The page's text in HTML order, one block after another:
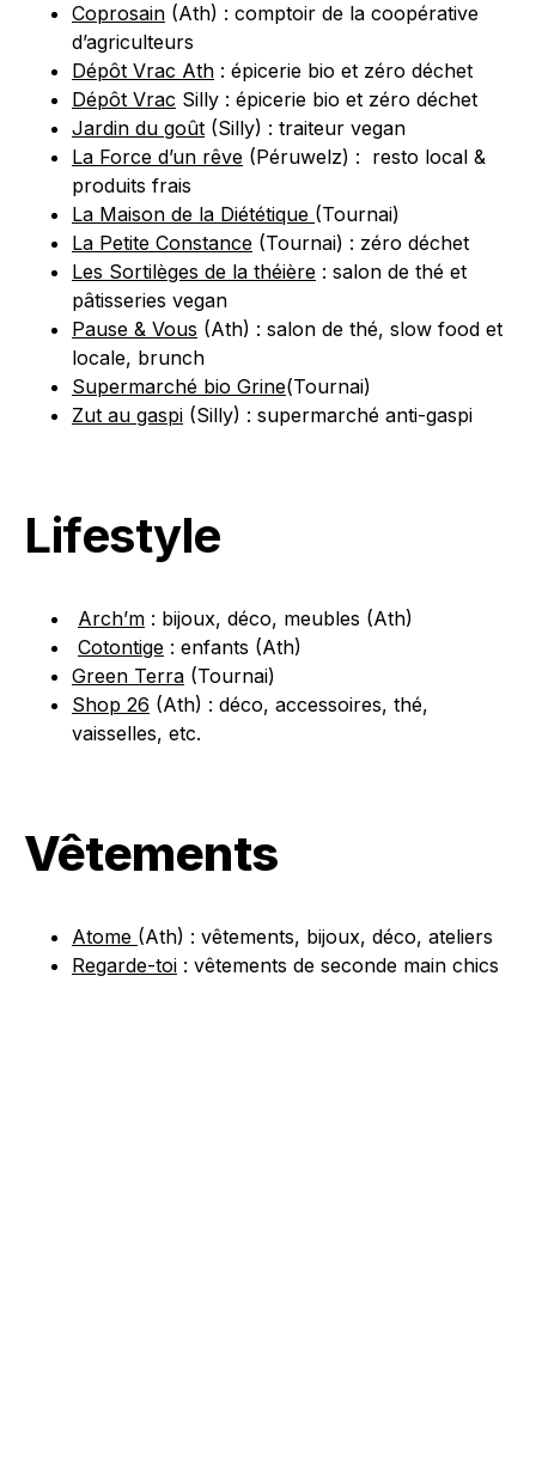
Coprosain (Ath) : comptoir de la coopérative
d’agriculteurs
Dépôt Vrac Ath : épicerie bio et zéro déchet
Dépôt Vrac Silly : épicerie bio et zéro déchet
Jardin du goût (Silly) : traiteur vegan
La Force d’un rêve (Péruwelz) : resto local &
produits frais
La Maison de la Diététique (Tournai)
La Petite Constance (Tournai) : zéro déchet
Les Sortilèges de la théière : salon de thé et
pâtisseries vegan
Pause & Vous (Ath) : salon de thé, slow food et
locale, brunch
Supermarché bio Grine(Tournai)
Zut au gaspi (Silly) : supermarché anti-gaspi
Lifestyle
Arch’m : bijoux, déco, meubles (Ath)
Cotontige : enfants (Ath)
Green Terra (Tournai)
Shop 26 (Ath) : déco, accessoires, thé,
vaisselles, etc.
Vêtements
Atome (Ath) : vêtements, bijoux, déco, ateliers
Regarde-toi : vêtements de seconde main chics